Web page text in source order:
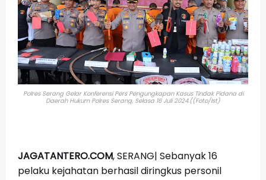
Polres Serang Gelar Konferensi Pers Pengungkapan Kasus Tindak Pidana di
Daerah Hukum Polres Serang, Selasa 16 Juli 2024.((Foto/Ist)
JAGATANTERO.COM, SERANG| Sebanyak 16
pelaku kejahatan berhasil diringkus personil